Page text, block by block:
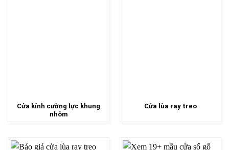
Cửa kính cường lực khung
nhôm
Cửa lùa ray treo